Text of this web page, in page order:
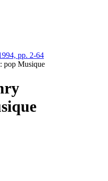
pp. 2-64
pop Musique